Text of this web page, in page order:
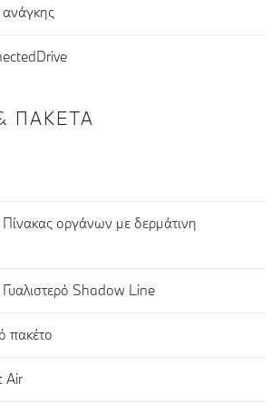
ανάγκης
ΠΑΚΈΤΑ
οργάνων με δερμάτινη
Shadow Line
πακέτο
Air